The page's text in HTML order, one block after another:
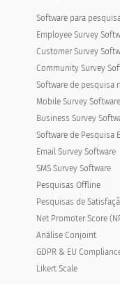
Software para
Employee Survey
Customer Survey
Community Survey
Software de pesquisa
Mobile Survey Software
Business Survey
Software de Pesquisa
Email Survey Software
SMS Survey Software
Pesquisas Offline
Pesquisas de
Net Promoter Score
Análise Conjoint
GDPR & EU
Likert Scale